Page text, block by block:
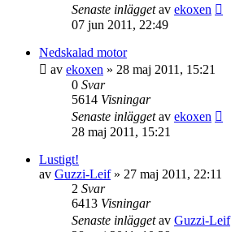
Senaste inläggetav ekoxen
07 jun 2011, 22:49
Nedskalad motor
av ekoxen » 28 maj 2011, 15:21
0 Svar
5614 Visningar
Senaste inläggetav ekoxen
28 maj 2011, 15:21
Lustigt!
av Guzzi-Leif» 27 maj 2011, 22:11
2 Svar
6413 Visningar
Senaste inläggetav Guzzi-Leif